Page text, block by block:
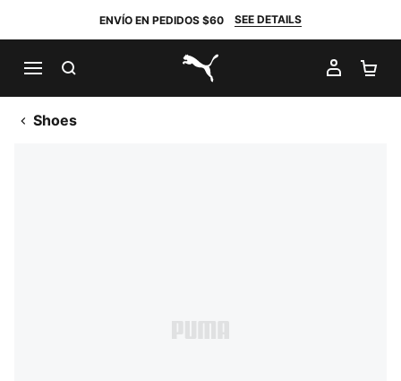
ENVÍO EN PEDIDOS $60 SEE DETAILS
PUMA.com
MI
Shoes